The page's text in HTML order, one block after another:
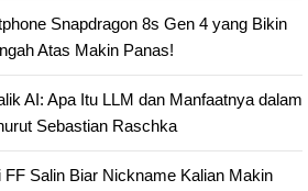
Snapdragon 8s Gen 4 yang Bikin
Atas Makin Panas!
AI: Apa Itu LLM dan Manfaatnya dalam
Sebastian Raschka
FF Salin Biar Nickname Kalian Makin